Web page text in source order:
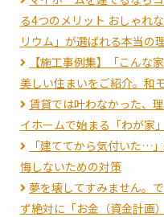
シ
ョ
ン
る4つのメリット おしゃれ
リウム」が選ばれる本当の
【施工事例集】「こんな
美しい住まいをご紹介。和
賃貸では叶わなかった、
イホームで始まる「わが家
「建ててから気付いた…
悔しないための対策
夢を壊してすみません。
ず絶対に「お金（資金計画